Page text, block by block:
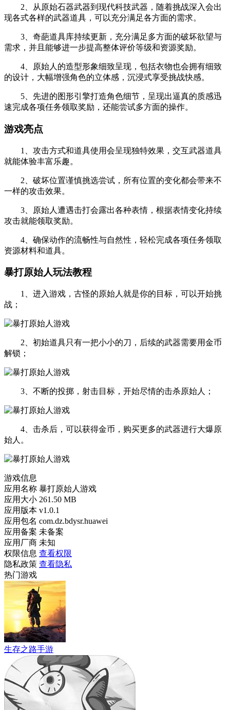
2、从原始石器武器到现代科技武器，随着挑战深入会出
现各式各样的武器道具，可以充分满足各方面的需求。
3、奇葩道具库持续更新，充分满足多方面的破坏欲望与
需求，并且能够进一步提高整体评价等级和资源奖励。
4、原始人的造型形象细致呈现，包括衣物也会拥有细致
的设计，大幅增强角色的立体感，沉浸式享受挑战快感。
5、先进的图形引擎打造角色细节，呈现出逼真的质感迅
速完成各项任务领取奖励，还能尝试多方面的操作。
游戏亮点
1、攻击方式和道具使用会呈现独特效果，交互武器道具
就能体验丰富乐趣。
2、破坏位置谨慎挑选尝试，所有位置的变化都会带来不
一样的攻击效果。
3、原始人遭遇击打会露出各种表情，根据表情变化持续
攻击就能领取奖励。
4、确保动作的流畅性与自然性，轻松完成各项任务领取
资源材料和道具。
暴打原始人玩法教程
1、进入游戏，古怪的原始人就是你的目标，可以开始挑
战；
2、初始道具只有一把小小的刀，后续的武器需要用金币
解锁；
3、不断的投掷，射击目标，开始尽情的击杀原始人；
4、击杀后，可以获得金币，购买更多的武器进行大爆原
始人。
游戏信息
应用名称 暴打原始人游戏
应用大小 261.50 MB
应用版本 v1.0.1
应用包名 com.dz.bdysr.huawei
应用备案 未备案
应用厂商 未知
权限信息 查看权限
隐私政策 查看隐私
热门游戏
生存之路手游